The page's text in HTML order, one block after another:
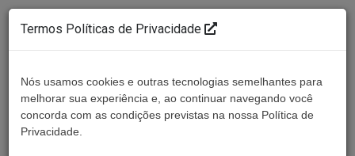
Termos Políticas de Privacidade
Nós usamos cookies e outras tecnologias semelhantes para
melhorar sua experiência e, ao continuar navegando você
concorda com as condições previstas na nossa Política de
Privacidade.